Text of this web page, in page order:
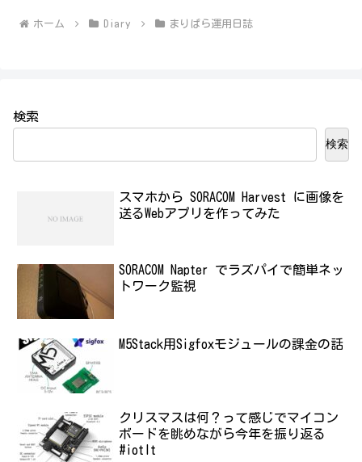
ホーム Diary まりぱら運用日誌
検索
検索
スマホから SORACOM Harvest に画像を
送るWebアプリを作ってみた
SORACOM Napter でラズパイで簡単ネッ
トワーク監視
M5Stack用Sigfoxモジュールの課金の話
クリスマスは何？って感じでマイコン
ボードを眺めながら今年を振り返る
#iotlt